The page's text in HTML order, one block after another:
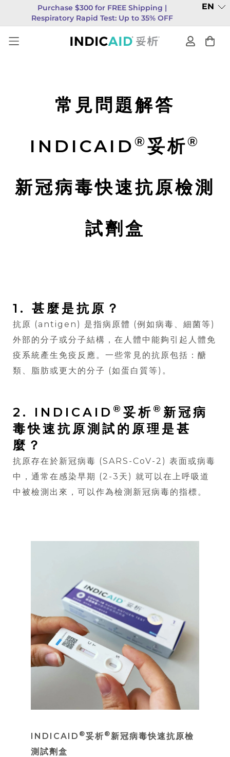
Purchase $300 for FREE Shipping |
Respiratory Rapid Test: Up to 35% OFF
常見問題解答
INDICAID®妥析®
新冠病毒快速抗原檢測
試劑盒
1. 甚麼是抗原？
抗原 (antigen) 是指病原體 (例如病毒、細菌等)
外部的分子或分子結構，在人體中能夠引起人體免
疫系統產生免疫反應。一些常見的抗原包括：醣
類、脂肪或更大的分子 (如蛋白質等)。
2. INDICAID ® 妥析 ® 新冠病
毒快速抗原測試的原理是甚
麼？
抗原存在於新冠病毒 (SARS-CoV-2) 表面或病毒
中，通常在感染早期 (2-3天) 就可以在上呼吸道
中被檢測出來，可以作為檢測新冠病毒的指標。
INDICAID ®妥析 ®新冠病毒快速抗原檢
測試劑盒
EN